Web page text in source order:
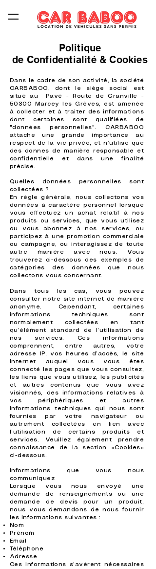
Politique
de Confidentialité& Cookies
​Dans le cadre de son activité, la société
CARBABOO, dont le siège social est
situé au Pavé - Route de Granville -
50300 Marcey les Grèves, est amenée
à collecter et à traiter des informations
dont certaines sont qualifiées de
"données personnelles". CARBABOO
attache une grande importance au
respect de la vie privée, et n’utilise que
des donnes de manière responsable et
confidentielle et dans une finalité
précise.
Quelles données personnelles sont
collectées ?
En règle générale, nous collectons vos
données à caractère personnel lorsque
vous effectuez un achat relatif à nos
produits ou services, que vous utilisez
ou vous abonnez à nos services, ou
participez à une promotion commerciale
ou campagne, ou interagissez de toute
autre manière avec nous. Vous
trouverez ci-dessous des exemples de
catégories des données que nous
collectons vous concernant.
Dans tous les cas, vous pouvez
consulter notre site internet de manière
anonyme. Cependant, certaines
informations techniques sont
normalement collectées en tant
qu’élément standard de l’utilisation de
nos services. Ces informations
comprennent, entre autres, votre
adresse IP, vos heures d’accès, le site
internet auquel vous vous êtes
connecté les pages que vous consultez,
les liens que vous utilisez, les publicités
et autres contenus que vous avez
visionnés, des informations relatives à
vos périphériques et autres
informations techniques qui nous sont
fournies par votre navigateur ou
autrement collectées en lien avec
l’utilisation de certains produits et
services. Veuillez également prendre
connaissance de la section «Cookies»
ci-dessous.
Informations que vous nous
communiquez
Lorsque vous nous envoyé une
demande de renseignements ou une
demande de devis pour un produit,
nous vous demandons de nous fournir
les informations suivantes :
Nom
Prénom
Email
Téléphone
Adresse
Ces informations s’avèrent nécessaires